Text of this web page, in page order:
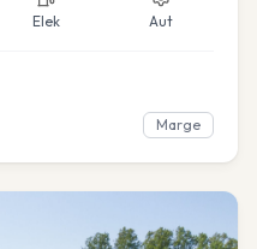
Elek Aut
Marge